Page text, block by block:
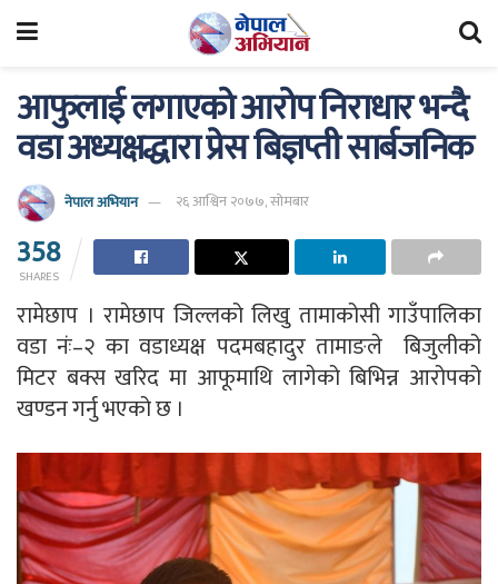
आफुलाई लगाएको आरोप निराधार भन्दै
वडा अध्यक्षद्धारा प्रेस बिज्ञप्ती सार्बजनिक
नेपाल अभियान २६ आश्विन २०७७, सोमबार
358
SHARES
रामेछाप । रामेछाप जिल्लको लिखु तामाकोसी गाउँपालिका
वडा नंः–२ का वडाध्यक्ष पदमबहादुर तामाङले बिजुलीको
मिटर बक्स खरिद मा आफूमाथि लागेको बिभिन्न आरोपको
खण्डन गर्नु भएको छ ।